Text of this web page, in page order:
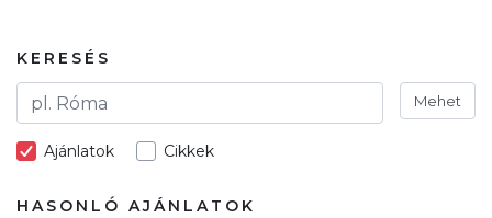
KERESÉS
Mehet
Ajánlatok Cikkek
HASONLÓ AJÁNLATOK